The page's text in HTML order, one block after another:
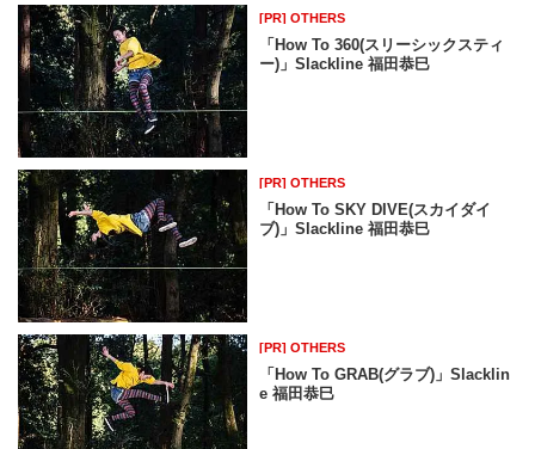
[PR] OTHERS
「How To 360(スリーシックスティ
ー)」Slackline 福田恭巳
[PR] OTHERS
「How To SKY DIVE(スカイダイ
ブ)」Slackline 福田恭巳
[PR] OTHERS
「How To GRAB(グラブ)」Slacklin
e 福田恭巳